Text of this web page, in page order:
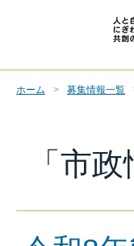
ホーム 募集情報一覧
「市